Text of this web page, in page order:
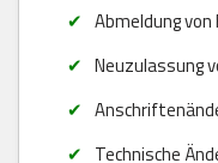
Abmeldung von
Neuzulassung
Technische